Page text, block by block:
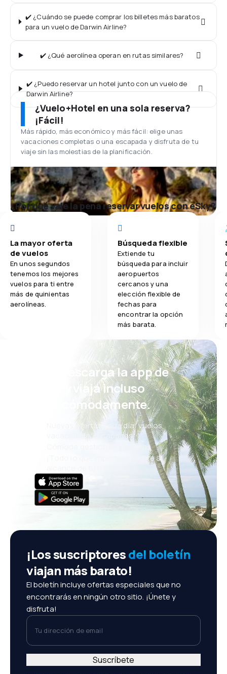
✔️ ¿Cuándo se puede comprar los billetes más baratos
para un vuelo de Darwin Airline?
✔️ ¿Qué aerolínea operan en rutas similares?
✔️ ¿Puedo reservar un hotel junto con un vuelo de
Darwin Airline?
¿Vuelo+Hotel en una sola reserva?
¡Fácil!
Más rápido, más económico y más fácil: elige unas
vacaciones completas o una escapada y disfruta de tu
viaje sin las molestias de la planificación.
¿Por qué vale la pena reservar vuelos con eSky?
La mayor oferta
de vuelos
En unos segundos
tenemos los mejores
vuelos para ti entre
más de quinientas
aerolíneas.
Búsqueda flexible
Extiende tu
búsqueda para incluir
aeropuertos
cercanos y una
elección flexible de
fechas para
encontrar la opción
más barata.
¡Eh! Descarga la app de
eSky y viaja incluso
más cómodamente.
Nuevas ofertas cada día: vuelos,
vacaciones, escapadas
Cómoda gestión de reservas
¡Todo lo que importa, siempre al
¡Los suscriptoresdel boletín
viajan más barato!
El boletín incluye ofertas especiales que no
encontrarás en ningún otro sitio. ¡Únete y
disfruta!
Tu dirección de email
Suscríbete